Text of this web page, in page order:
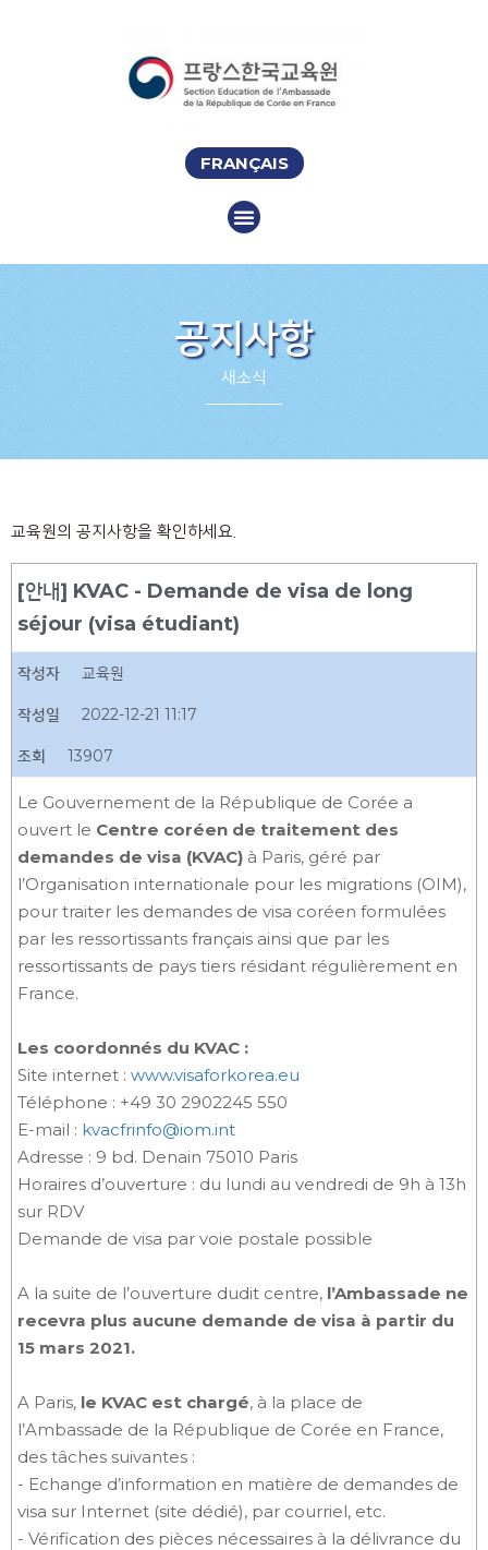
FRANÇAIS
공지사항
새소식
교육원의 공지사항을 확인하세요.
[안내] KVAC - Demande de visa de long
séjour (visa étudiant)
작성자 교육원
작성일 2022-12-21 11:17
조회 13907
Le Gouvernement de la République de Corée a
ouvert le Centre coréen de traitement des
demandes de visa (KVAC) à Paris, géré par
l’Organisation internationale pour les migrations (OIM),
pour traiter les demandes de visa coréen formulées
par les ressortissants français ainsi que par les
ressortissants de pays tiers résidant régulièrement en
France.
Les coordonnés du KVAC :
Site internet : www.visaforkorea.eu
Téléphone : +49 30 2902245 550
E-mail : kvacfrinfo@iom.int
Adresse : 9 bd. Denain 75010 Paris
Horaires d’ouverture : du lundi au vendredi de 9h à 13h
sur RDV
Demande de visa par voie postale possible
A la suite de l’ouverture dudit centre, l’Ambassade ne
recevra plus aucune demande de visa à partir du
15 mars 2021.
A Paris, le KVAC est chargé, à la place de
l’Ambassade de la République de Corée en France,
des tâches suivantes :
- Echange d’information en matière de demandes de
visa sur Internet (site dédié), par courriel, etc.
- Vérification des pièces nécessaires à la délivrance du